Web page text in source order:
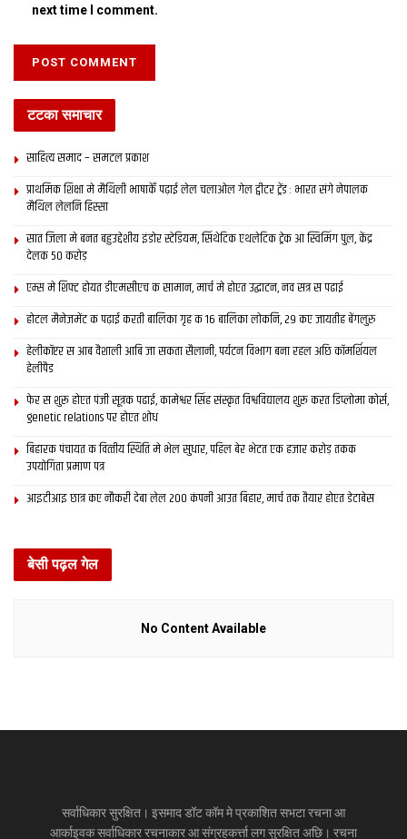
next time I comment.
टटका समाचार
साहित्य समाद – समटल प्रकाश
प्राथमिक शि‍क्षा मे मैथि‍ली भाषाकेँ पढ़ाई लेल चलाओल गेल ट्वीटर ट्रेंड : भारत संगे नेपालक
मैथिल लेलनि हिस्सा
सात जिला मे बनत बहुउद्देशीय इंडोर स्‍टेडि‍यम, सिंथेटिक एथलेटिक ट्रेक आ स्विमिंग पुल, केंद्र
देलक 50 करोड़
एम्स मे शिफ्ट होयत डीएमसीएच क सामान, मार्च मे होएत उद्घाटन, नव सत्र स पढाई
होटल मैनेजमेंट क पढ़ाई करती बालिका गृह क 16 बालिका लोकनि, 29 कए जायतीह बेंगलुरु
हेलीकॉप्टर स आब वैशाली आबि जा सकता सैलानी, पर्यटन विभाग बना रहल अछि कॉमर्शियल
हेलीपैड
फेर स शुरू होएत पंजी सूत्रक पढाई, कामेश्वर सिंह संस्कृत विश्वविद्यालय शुरू करत डिप्लोमा कोर्स,
genetic relations पर होएत शोध
बिहारक पंचायत क वित्‍तीय स्थिति मे भेल सुधार, पहिल बेर भेटत एक हजार करोड़ तकक
उपयोगिता प्रमाण पत्र
आइटीआइ छात्र कए नौकरी देबा लेल 200 कंपनी आउत बिहार, मार्च तक तैयार होएत डेटाबेस
बेसी पढ़ल गेल
No Content Available
सर्वाधिकार सुरक्षित। इसमाद डॉट कॉम मे प्रकाशित सभटा रचना आ
आर्काइवक सर्वाधिकार रचनाकार आ संग्रहकर्त्ता लग सुरक्षित अछि। रचना